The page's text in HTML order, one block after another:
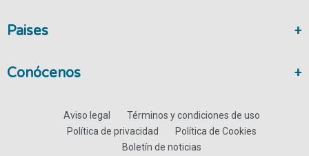
Paises
Conócenos
Aviso legal
Términos y condiciones de uso
Política de privacidad
Política de Cookies
Boletín de noticias